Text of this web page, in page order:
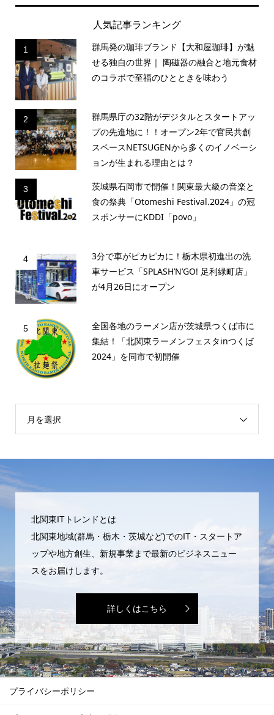
人気記事ランキング
1
群馬発の珈琲ブランド【大和屋珈琲】が魅
せる独自の世界｜ 陶磁器の融合と地元食材
のコラボで至福のひとときを味わう
2
群馬県庁の32階がデジタルとスタートアッ
プの先進地に！！オープン2年で官民共創
スペースNETSUGENから多くのイノベーシ
ョンが生まれる理由とは？
3
茨城県石岡市で開催！関東最大級の音楽と
食の祭典「Otomeshi Festival.2024」の冠
スポンサーにKDDI「povo」
4
3分で車がピカピカに！栃木県初進出の洗
車サービス「SPLASH’N’GO! 足利緑町店」
が4月26日にオープン
5
全国各地のラーメン店が茨城県つくば市に
集結！「北関東ラーメンフェスタinつくば
2024」を同市で初開催
月を選択
北関東ITトレンドとは
北関東地域(群馬・栃木・茨城など)でのIT・スタートア
ップや地方創生、新規事業まで最新のビジネスニュー
スをお届けします。
詳しくはこちら
プライバシーポリシー